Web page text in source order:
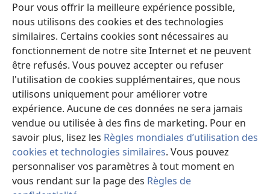
Pour vous offrir la meilleure expérience possible,
nous utilisons des cookies et des technologies
similaires. Certains cookies sont nécessaires au
fonctionnement de notre site Internet et ne peuvent
être refusés. Vous pouvez accepter ou refuser
l'utilisation de cookies supplémentaires, que nous
utilisons uniquement pour améliorer votre
expérience. Aucune de ces données ne sera jamais
vendue ou utilisée à des fins de marketing. Pour en
savoir plus, lisez les Règles mondiales d’utilisation des
cookies et technologies similaires. Vous pouvez
personnaliser vos paramètres à tout moment en
vous rendant sur la page des Règles de
(ouvre
une
nouvelle
fenêtre)
Bibliothèque en ligne
(ouvre
une
nouvelle
fenêtre)
JW Hub®
(ouvre
une
nouvelle
fenêtre)
JW Library
Watchtower Library
Copyright© 2026 Watch Tower Bible and Tract Society of Pennsylvania.
CONDITIONS D’UTILISATION